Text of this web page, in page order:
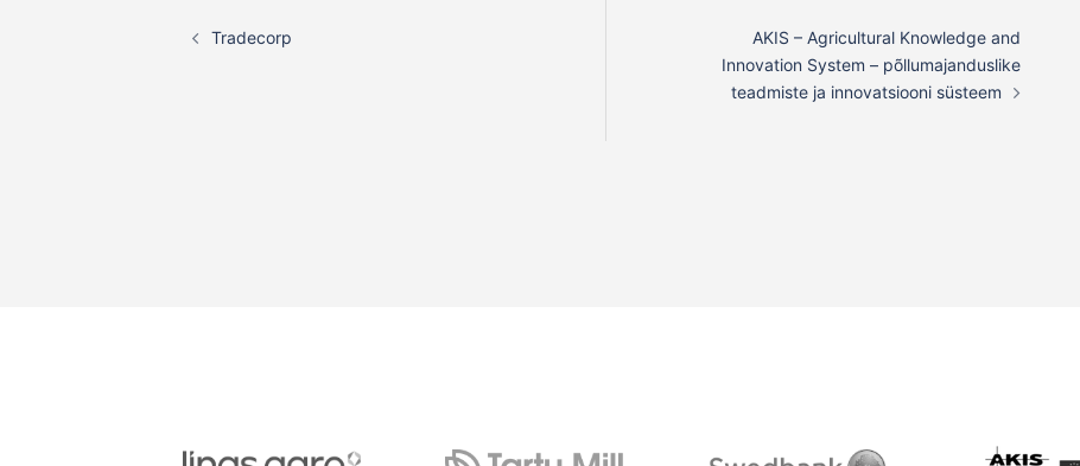
navigation
Tradecorp
AKIS – Agricultural Knowledge and
Innovation System – põllumajanduslike
teadmiste ja innovatsiooni süsteem